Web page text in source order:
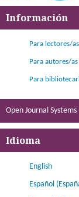
Información
Para lectores/as
Para autores/as
Para
Open Journal Systems
Idioma
English
Español